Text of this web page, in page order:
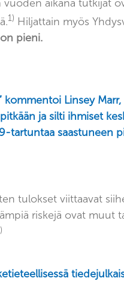
vuoden aikana tutkijat
1) Hiljattain myös
pieni.
kommentoi Linsey
ja silti ihmiset
tartuntaa saastuneen
tulokset viittaavat
riskejä ovat muut